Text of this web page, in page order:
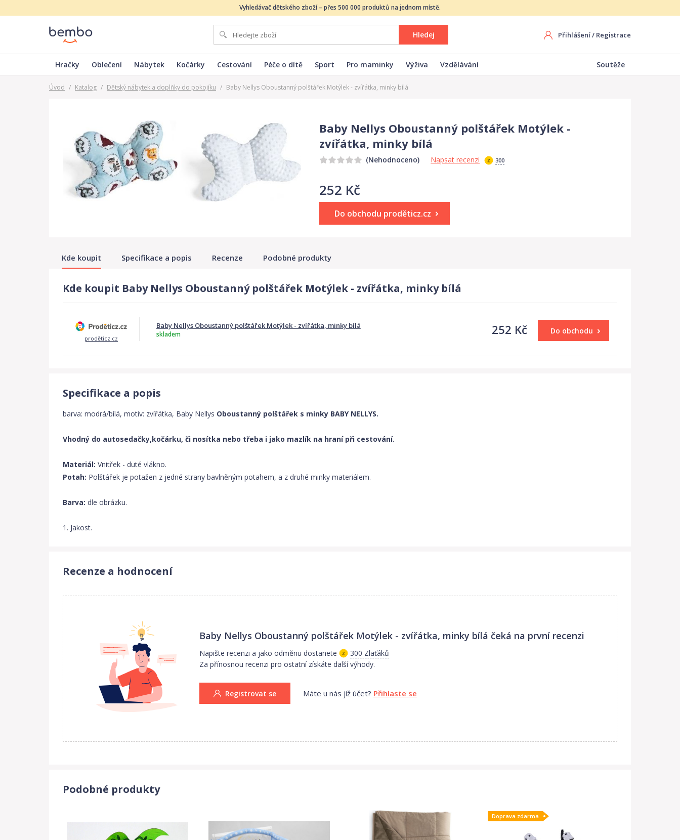
Vyhledávač dětského zboží – přes 500 000 produktů na jednom místě.
Hledej Přihlášení/ Registrace
Hračky Oblečení Nábytek Kočárky Cestování Péče o dítě Sport Pro maminky Výživa Vzdělávání Soutěže
Úvod / Katalog / Dětský nábytek a doplňky do pokojíku / Baby Nellys Oboustanný polštářek Motýlek - zvířátka, minky bílá
Baby Nellys Oboustanný polštářek Motýlek -
zvířátka, minky bílá
(Nehodnoceno) Napsat recenzi 300
252 Kč
Do obchodu proděticz.cz
Kde koupit Specifikace a popis Recenze Podobné produkty
Kde koupit Baby Nellys Oboustanný polštářek Motýlek - zvířátka, minky bílá
proděticz.cz
Baby Nellys Oboustanný polštářek Motýlek - zvířátka, minky bílá
skladem 252 Kč Do obchodu
Specifikace a popis
barva: modrá/bílá, motiv: zvířátka, Baby Nellys Oboustanný polštářek s minky BABY NELLYS.
Vhodný do autosedačky,kočárku, či nosítka nebo třeba i jako mazlík na hraní při cestování.
Materiál: Vnitřek - duté vlákno.
Potah: Polštářek je potažen z jedné strany bavlněným potahem, a z druhé minky materiálem.
Barva: dle obrázku.
1. Jakost.
Recenze a hodnocení
Baby Nellys Oboustanný polštářek Motýlek - zvířátka, minky bílá čeká na první recenzi
Napište recenzi a jako odměnu dostanete
300 Zlaťáků
Za přínosnou recenzi pro ostatní získáte další výhody.
Registrovat se Máte u nás již účet? Přihlaste se
Podobné produkty
Doprava zdarma